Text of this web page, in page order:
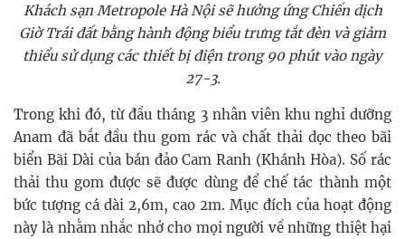
Khách sạn Metropole Hà Nội sẽ hưởng ứng Chiến dịch
Giờ Trái đất bằng hành động biểu trưng tắt đèn và giảm
thiểu sử dụng các thiết bị điện trong 90 phút vào ngày
27-3.
Trong khi đó, từ đầu tháng 3 nhân viên khu nghỉ dưỡng
Anam đã bắt đầu thu gom rác và chất thải dọc theo bãi
biển Bãi Dài của bán đảo Cam Ranh (Khánh Hòa). Số rác
thải thu gom được sẽ được dùng để chế tác thành một
bức tượng cá dài 2,6m, cao 2m. Mục đích của hoạt động
này là nhằm nhắc nhở cho mọi người về những thiệt hại